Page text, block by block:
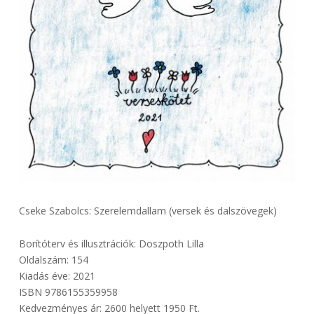
Cseke Szabolcs: Szerelemdallam (versek és dalszövegek)
Borítóterv és illusztrációk: Doszpoth Lilla
Oldalszám: 154
Kiadás éve: 2021
ISBN 9786155359958
Kedvezményes ár: 2600 helyett 1950 Ft.